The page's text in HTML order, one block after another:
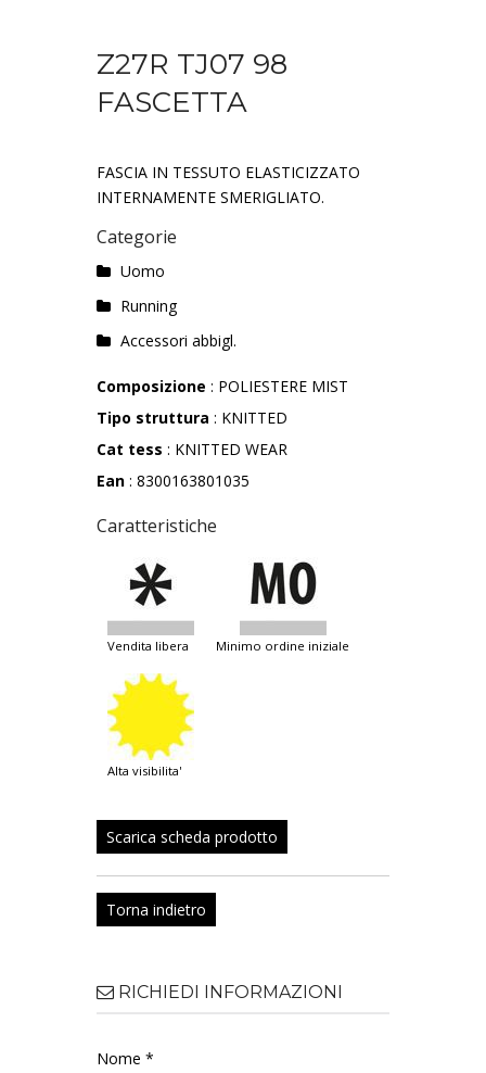
Z27R TJ07 98
FASCETTA
FASCIA IN TESSUTO ELASTICIZZATO
INTERNAMENTE SMERIGLIATO.
Categorie
Uomo
Running
Accessori abbigl.
Composizione : POLIESTERE MIST
Tipo struttura : KNITTED
Cat tess : KNITTED WEAR
Ean : 8300163801035
Caratteristiche
vendita libera minimo ordine iniziale
alta visibilita'
Scarica scheda prodotto
Torna indietro
RICHIEDI INFORMAZIONI
Nome *